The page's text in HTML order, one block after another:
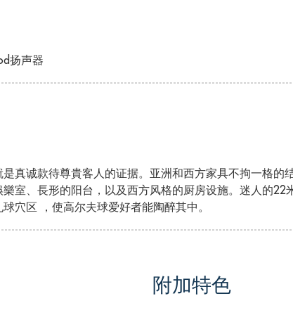
扬声器
真诚款待尊貴客人的证据。亚洲和西方家具不拘一格
室、長形的阳台，以及西方风格的厨房设施。迷人的
穴区 ，使高尔夫球爱好者能陶醉其中。
附加特色